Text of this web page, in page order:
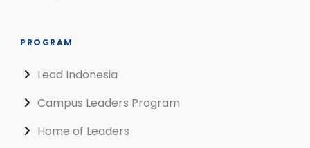
PROGRAM
Lead Indonesia
Campus Leaders Program
Home of Leaders